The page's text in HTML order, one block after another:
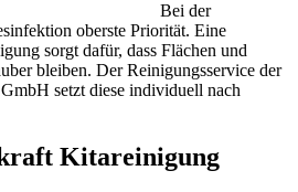
Bei der
oberste Priorität. Eine
sorgt dafür, dass Flächen und
bleiben. Der Reinigungsservice der
setzt diese individuell nach
Kitareinigung